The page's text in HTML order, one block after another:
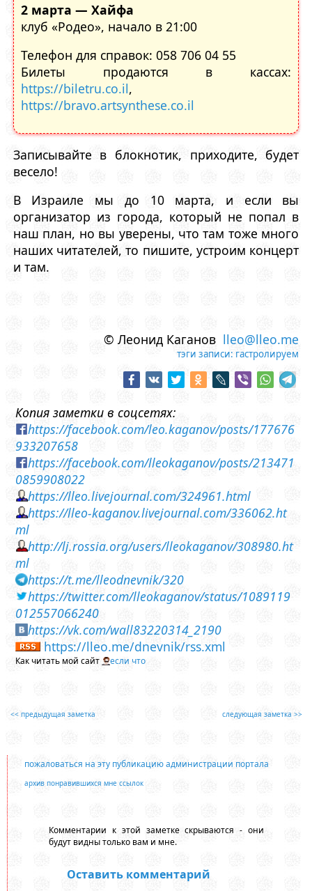
2 марта — Хайфа
клуб «Родео», начало в 21:00
Телефон для справок: 058 706 04 55
Билеты продаются в кассах:
https://biletru.co.il,
https://bravo.artsynthese.co.il
Записывайте в блокнотик, приходите, будет
весело!
В Израиле мы до 10 марта, и если вы
организатор из города, который не попал в
наш план, но вы уверены, что там тоже много
наших читателей, то пишите, устроим концерт
и там.
© Леонид Каганов lleo@lleo.me
тэги записи: гастролируем
Копия заметки в соцсетях:
https://facebook.com/leo.kaganov/posts/177676
933207658
https://facebook.com/lleokaganov/posts/213471
0859908022
https://lleo.livejournal.com/324961.html
https://lleo-kaganov.livejournal.com/336062.ht
ml
http://lj.rossia.org/users/lleokaganov/308980.ht
ml
https://t.me/lleodnevnik/320
https://twitter.com/lleokaganov/status/1089119
012557066240
https://vk.com/wall83220314_2190
https://lleo.me/dnevnik/rss.xml
Как читать мой сайт если что
<< предыдущая заметка следующая заметка >>
пожаловаться на эту публикацию администрации портала
архив понравившихся мне ссылок
Комментарии к этой заметке скрываются - они
будут видны только вам и мне.
Оставить комментарий